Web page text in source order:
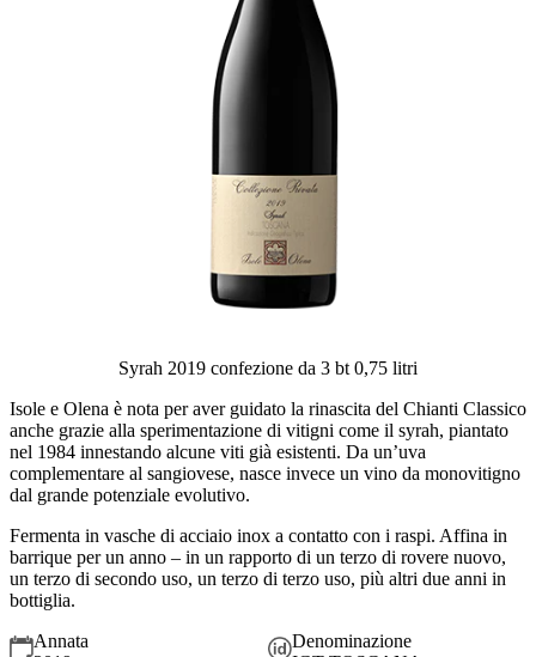
Syrah 2019 confezione da 3 bt 0,75 litri
Isole e Olena è nota per aver guidato la rinascita del Chianti Classico
anche grazie alla sperimentazione di vitigni come il syrah, piantato
nel 1984 innestando alcune viti già esistenti. Da un’uva
complementare al sangiovese, nasce invece un vino da monovitigno
dal grande potenziale evolutivo.
Fermenta in vasche di acciaio inox a contatto con i raspi. Affina in
barrique per un anno – in un rapporto di un terzo di rovere nuovo,
un terzo di secondo uso, un terzo di terzo uso, più altri due anni in
bottiglia.
Annata
Denominazione